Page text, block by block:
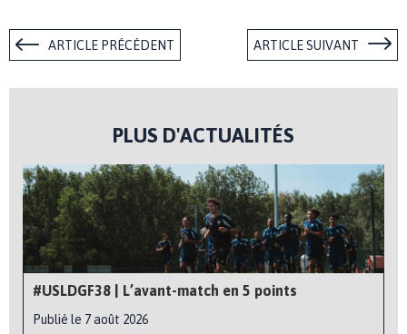
ARTICLE PRÉCÉDENT ARTICLE SUIVANT
PLUS D'ACTUALITÉS
#USLDGF38 | L’avant-match en 5 points
Publié le 7 août 2026